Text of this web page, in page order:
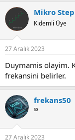
Mikro Step
Kıdemli Üye
27 Aralık 2023
Duymamis olayim.
frekansini belirler.
frekans50
⁵⁰
27 Aralık 2023